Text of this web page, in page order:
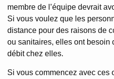
membre de l’équipe devrait
Si vous voulez que les
distance pour des raisons de
ou sanitaires, elles ont besoin
débit chez elles.
Si vous commencez avec ces